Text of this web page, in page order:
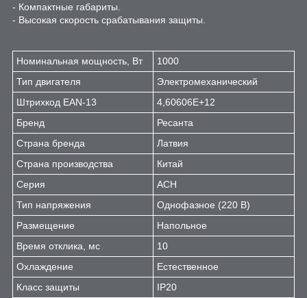
- Компактные габариты.
- Высокая скорость срабатывания защиты.
Номинальная мощность, Вт
1000
Тип двигателя
Электромеханический
Штрихкод EAN-13
4,60606E+12
Бренд
Ресанта
Страна бренда
Латвия
Страна производства
Китай
Серия
АСН
Тип напряжения
Однофазное (220 В)
Размещение
Напольное
Время отклика, мс
10
Охлаждение
Естественное
Класс защиты
IP20